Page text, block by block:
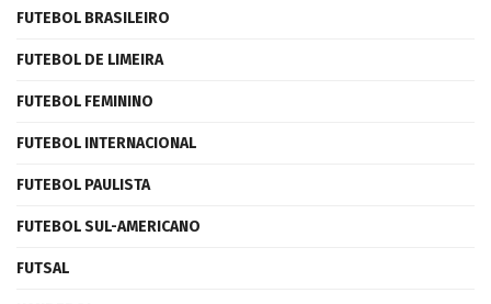
FUTEBOL BRASILEIRO
FUTEBOL DE LIMEIRA
FUTEBOL FEMININO
FUTEBOL INTERNACIONAL
FUTEBOL PAULISTA
FUTEBOL SUL-AMERICANO
FUTSAL